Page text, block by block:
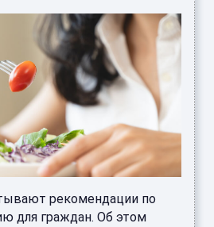
рекомендации по
для граждан. Об этом